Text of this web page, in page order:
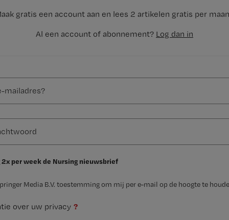
gratis een account aan en lees 2 artikelen gratis per
Al een account of abonnement? Log dan in
2x per week de Nursing nieuwsbrief
Media B.V. toestemming om mij per e-mail op de hoogte te
over uw privacy ?